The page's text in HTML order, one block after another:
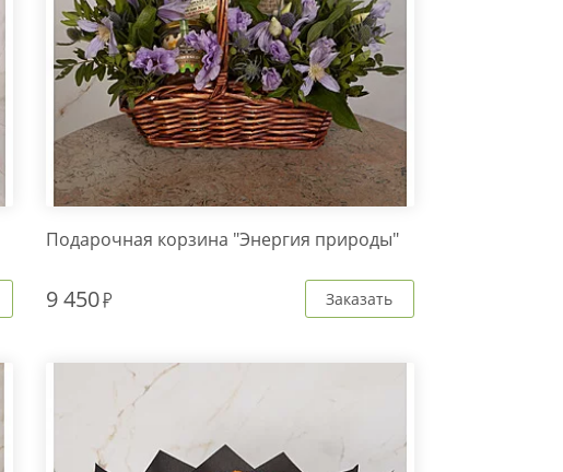
Подарочная корзина "Энергия природы"
9 450 Заказать